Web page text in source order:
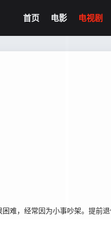
首页 电影 电视剧
难，经常因为小事吵架。提前